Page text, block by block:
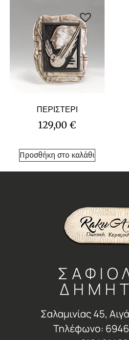
ΠΕΡΙΣΤΕΡΙ
129,00 €
Προσθήκη στο καλάθι
Σαλαμινίας 45,
Τηλέφωνο: